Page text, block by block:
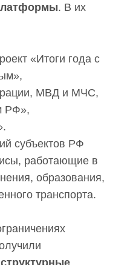
. В их
«Итоги года с
МВД и МЧС,
РФ»,
субъектов РФ
работающие в
образования,
транспорта.